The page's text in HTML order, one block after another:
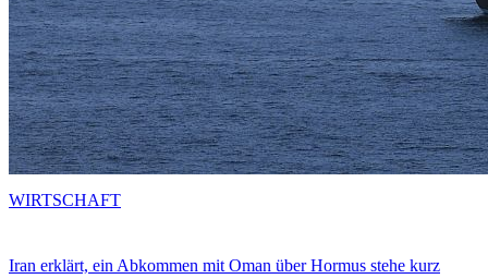
Iran erklärt, ein Abkommen mit Oman über Hormus stehe kurz
WIRTSCHAFT